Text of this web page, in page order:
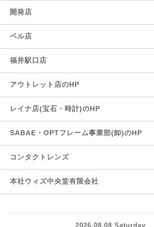
開発店
ベル店
福井駅口店
アウトレット店のHP
レイナ店(宝石・時計)のHP
SABAE・OPTフレーム事業部(卸)のHP
コンタクトレンズ
本社ウィズ中央堂有限会社
2026.08.08 Saturday